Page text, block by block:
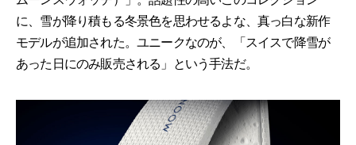
に、雪が降り積もる冬景色を思わせるよな、真っ白な新作
モデルが追加された。ユニークなのが、「スイスで降雪が
あった日にのみ販売される」という手法だ。